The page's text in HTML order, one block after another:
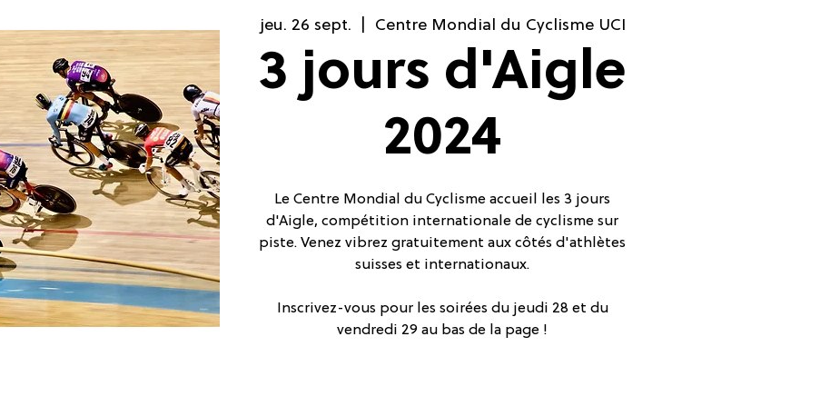
jeu. 26 sept. Centre Mondial du Cyclisme UCI
3 jours d'Aigle
2024
Le Centre Mondial du Cyclisme accueil les 3 jours
d'Aigle, compétition internationale de cyclisme sur
piste. Venez vibrez gratuitement aux côtés d'athlètes
suisses et internationaux.
Inscrivez-vous pour les soirées du jeudi 28 et du
vendredi 29 au bas de la page !